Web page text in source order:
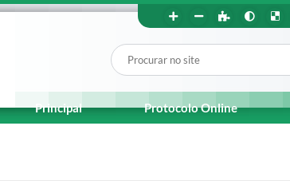
Principal Protocolo Online